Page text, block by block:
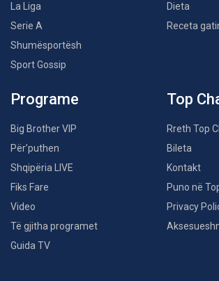
La Liga
Serie A
Shumësportësh
Sport Gossip
Dieta
Receta
Programe
Big Brother VIP
Për’puthen
Shqipëria LIVE
Fiks Fare
Video
Të gjitha programet
Guida TV
Top
Rreth Top
Bileta
Kontakt
Puno në
Privacy